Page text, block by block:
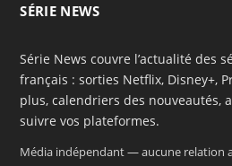
SÉRIE NEWS
Série News couvre l’actualité des
français : sorties Netflix, Disney+,
plus, calendriers des nouveautés,
suivre vos plateformes.
Média indépendant — aucune relation